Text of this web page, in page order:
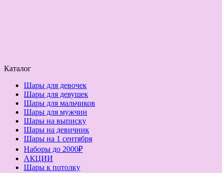
Каталог
Шары для девочек
Шары для девушек
Шары для мальчиков
Шары для мужчин
Шары на выписку
Шары на девичник
Шары на 1 сентября
Наборы до 2000₽
АКЦИИ
Шары к потолку